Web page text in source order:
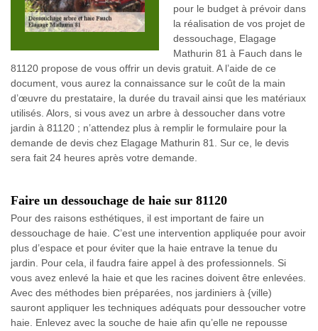
pour le budget à prévoir dans
la réalisation de vos projet de
dessouchage, Elagage
Mathurin 81 à Fauch dans le
81120 propose de vous offrir un devis gratuit. A l’aide de ce
document, vous aurez la connaissance sur le coût de la main
d’œuvre du prestataire, la durée du travail ainsi que les matériaux
utilisés. Alors, si vous avez un arbre à dessoucher dans votre
jardin à 81120 ; n’attendez plus à remplir le formulaire pour la
demande de devis chez Elagage Mathurin 81. Sur ce, le devis
sera fait 24 heures après votre demande.
Faire un dessouchage de haie sur 81120
Pour des raisons esthétiques, il est important de faire un
dessouchage de haie. C’est une intervention appliquée pour avoir
plus d’espace et pour éviter que la haie entrave la tenue du
jardin. Pour cela, il faudra faire appel à des professionnels. Si
vous avez enlevé la haie et que les racines doivent être enlevées.
Avec des méthodes bien préparées, nos jardiniers à {ville)
sauront appliquer les techniques adéquats pour dessoucher votre
haie. Enlevez avec la souche de haie afin qu’elle ne repousse